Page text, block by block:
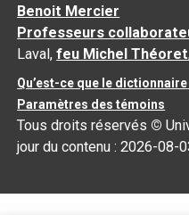
Benoit Mercier
Professeurs
Laval,feu Michel Théoret
Qu’est-ce que le
Paramètres des témoins
Tous droits réservés ©
jour du contenu :2026-08-